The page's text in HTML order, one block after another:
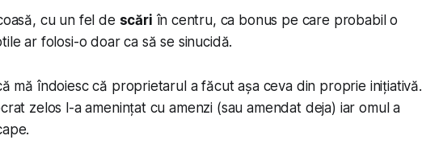
cu un fel de scări în centru, ca bonus pe care probabil o
ar folosi-o doar ca să se sinucidă.
mă îndoiesc că proprietarul a făcut așa ceva din proprie inițiativă.
zelos l-a amenințat cu amenzi (sau amendat deja) iar omul a